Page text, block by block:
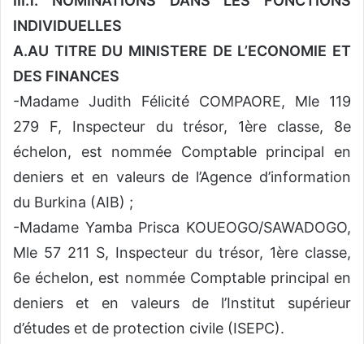
INDIVIDUELLES
A.AU TITRE DU MINISTERE DE L’ECONOMIE ET
DES FINANCES
-Madame Judith Félicité COMPAORE, Mle 119
279 F, Inspecteur du trésor, 1ère classe, 8e
échelon, est nommée Comptable principal en
deniers et en valeurs de l’Agence d’information
du Burkina (AIB) ;
-Madame Yamba Prisca KOUEOGO/SAWADOGO,
Mle 57 211 S, Inspecteur du trésor, 1ère classe,
6e échelon, est nommée Comptable principal en
deniers et en valeurs de l’Institut supérieur
d’études et de protection civile (ISEPC).